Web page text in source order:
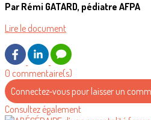
Par Rémi GATARD, pédiatre AFPA
Lire le document
0 commentaire(s)
Connectez-vous pour laisser un
Consultez également